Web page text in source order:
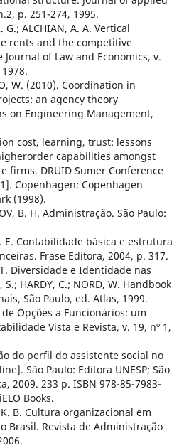
p. 251-274, 1995.
G.; ALCHIAN, A. A. Vertical
rents and the competitive
of Law and Economics, v.
W. (2010). Coordination in
an agency theory
on Engineering Management,
cost, learning, trust: lessons
capabilities amongst
firms. DRUID Sumer Conference
Copenhagen: Copenhagen
(1998).
B. H. Administração. São Paulo:
E. Contabilidade básica e estrutura
Frase Editora, 2004, p. 317.
T. Diversidade e Identidade nas
HARDY, C.; NORD, W. Handbook
São Paulo, ed. Atlas, 1999.
de Opções a Funcionários: um
Vista e Revista, v. 19, nº 1,
do perfil do assistente social no
São Paulo: Editora UNESP; São
2009. 233 p. ISBN 978-85-7983-
Books.
K. B. Cultura organizacional em
Brasil. Revista de Administração